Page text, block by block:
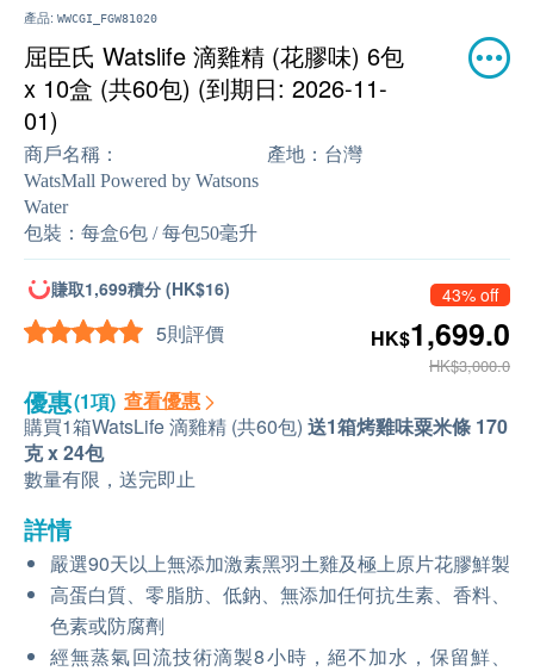
產品: WWCGI_FGW81020
屈臣氏 Watslife 滴雞精 (花膠味) 6包
x 10盒 (共60包) (到期日: 2026-11-
01)
商戶名稱：
WatsMall Powered by Watsons
Water
產地： 台灣
包裝： 每盒6包 / 每包50毫升
賺取1,699積分 (HK$16)
5則評價
43% off
HK$1,699.0
HK$3,000.0
優惠(1項) 查看優惠
購買1箱WatsLife 滴雞精 (共60包) 送1箱烤雞味粟米條 170
克 x 24包
數量有限，送完即止
詳情
嚴選90天以上無添加激素黑羽土雞及極上原片花膠鮮製
高蛋白質、零脂肪、低鈉、無添加任何抗生素、香料、
色素或防腐劑
經無蒸氣回流技術滴製8小時，絕不加水，保留鮮、